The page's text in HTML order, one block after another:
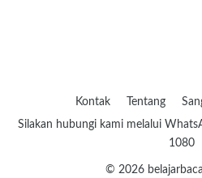
Kontak Tentang
Silakan hubungi kami melalui
1080
© 2026